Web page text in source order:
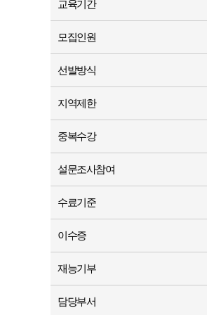
교육기간
모집인원
선발방식
지역제한
중복수강
설문조사참여
수료기준
이수증
재능기부
담당부서